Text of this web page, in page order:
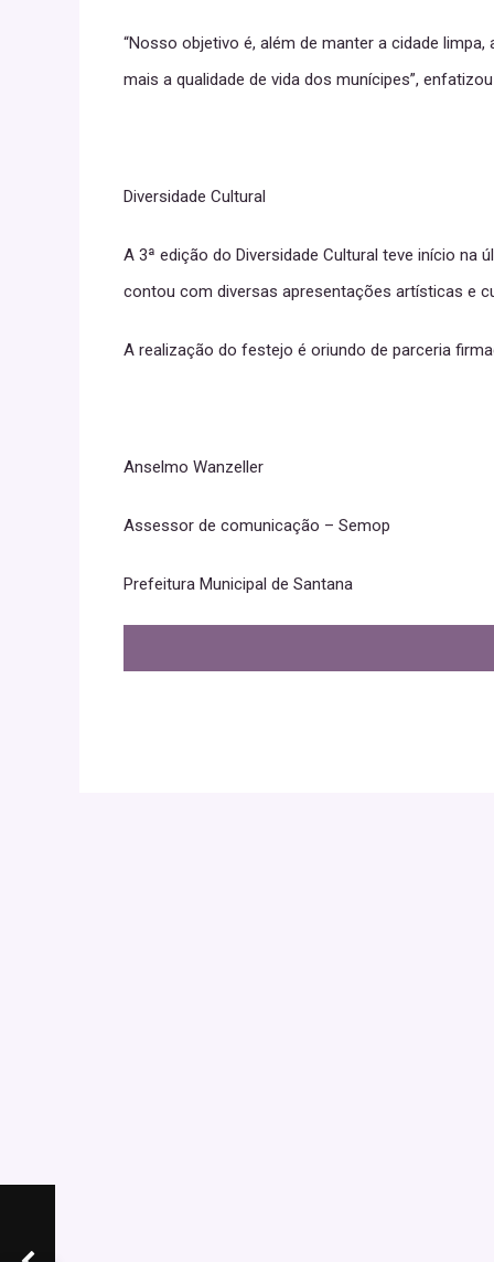
“Nosso objetivo é, além de manter a cidade
mais a qualidade de vida dos munícipes”,
Diversidade Cultural
A 3ª edição do Diversidade Cultural teve início na
contou com diversas apresentações artísticas e
A realização do festejo é oriundo de parceria
Anselmo Wanzeller
Assessor de comunicação – Semop
Prefeitura Municipal de Santana